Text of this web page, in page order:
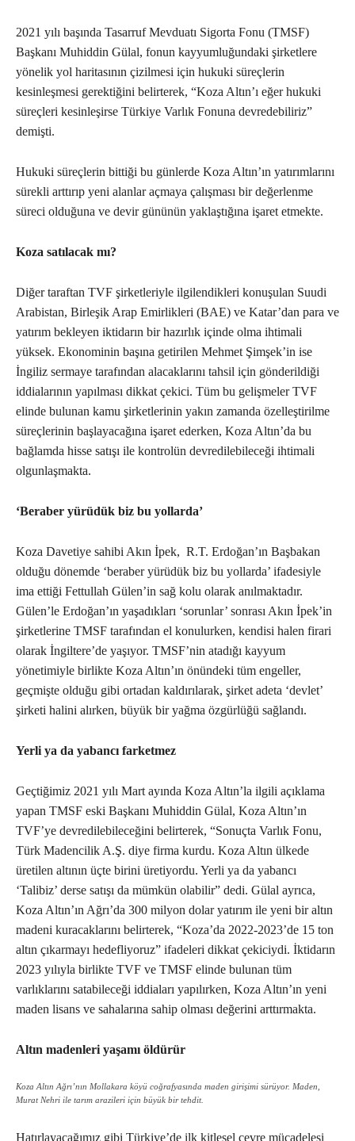
2021 yılı başında Tasarruf Mevduatı Sigorta Fonu (TMSF)
Başkanı Muhiddin Gülal, fonun kayyumluğundaki şirketlere
yönelik yol haritasının çizilmesi için hukuki süreçlerin
kesinleşmesi gerektiğini belirterek, “Koza Altın’ı eğer hukuki
süreçleri kesinleşirse Türkiye Varlık Fonuna devredebiliriz”
demişti.
Hukuki süreçlerin bittiği bu günlerde Koza Altın’ın yatırımlarını
sürekli arttırıp yeni alanlar açmaya çalışması bir değerlenme
süreci olduğuna ve devir gününün yaklaştığına işaret etmekte.
Koza satılacak mı?
Diğer taraftan TVF şirketleriyle ilgilendikleri konuşulan Suudi
Arabistan, Birleşik Arap Emirlikleri (BAE) ve Katar’dan para ve
yatırım bekleyen iktidarın bir hazırlık içinde olma ihtimali
yüksek. Ekonominin başına getirilen Mehmet Şimşek’in ise
İngiliz sermaye tarafından alacaklarını tahsil için gönderildiği
iddialarının yapılması dikkat çekici. Tüm bu gelişmeler TVF
elinde bulunan kamu şirketlerinin yakın zamanda özelleştirilme
süreçlerinin başlayacağına işaret ederken, Koza Altın’da bu
bağlamda hisse satışı ile kontrolün devredilebileceği ihtimali
olgunlaşmakta.
‘Beraber yürüdük biz bu yollarda’
Koza Davetiye sahibi Akın İpek, R.T. Erdoğan’ın Başbakan
olduğu dönemde ‘beraber yürüdük biz bu yollarda’ ifadesiyle
ima ettiği Fettullah Gülen’in sağ kolu olarak anılmaktadır.
Gülen’le Erdoğan’ın yaşadıkları ‘sorunlar’ sonrası Akın İpek’in
şirketlerine TMSF tarafından el konulurken, kendisi halen firari
olarak İngiltere’de yaşıyor. TMSF’nin atadığı kayyum
yönetimiyle birlikte Koza Altın’ın önündeki tüm engeller,
geçmişte olduğu gibi ortadan kaldırılarak, şirket adeta ‘devlet’
şirketi halini alırken, büyük bir yağma özgürlüğü sağlandı.
Yerli ya da yabancı farketmez
Geçtiğimiz 2021 yılı Mart ayında Koza Altın’la ilgili açıklama
yapan TMSF eski Başkanı Muhiddin Gülal, Koza Altın’ın
TVF’ye devredilebileceğini belirterek, “Sonuçta Varlık Fonu,
Türk Madencilik A.Ş. diye firma kurdu. Koza Altın ülkede
üretilen altının üçte birini üretiyordu. Yerli ya da yabancı
‘Talibiz’ derse satışı da mümkün olabilir” dedi. Gülal ayrıca,
Koza Altın’ın Ağrı’da 300 milyon dolar yatırım ile yeni bir altın
madeni kuracaklarını belirterek, “Koza’da 2022-2023’de 15 ton
altın çıkarmayı hedefliyoruz” ifadeleri dikkat çekiciydi. İktidarın
2023 yılıyla birlikte TVF ve TMSF elinde bulunan tüm
varlıklarını satabileceği iddiaları yapılırken, Koza Altın’ın yeni
maden lisans ve sahalarına sahip olması değerini arttırmakta.
Altın madenleri yaşamı öldürür
Koza Altın Ağrı’nın Mollakara köyü coğrafyasında maden girişimi sürüyor. Maden,
Murat Nehri ile tarım arazileri için büyük bir tehdit.
Hatırlayacağımız gibi Türkiye’de ilk kitlesel çevre mücadelesi